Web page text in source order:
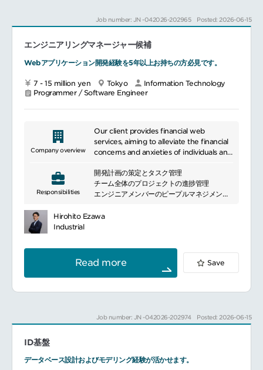
Job number: JN -042026-202965 Posted: 2026-06-15
エンジニアリングマネージャー候補
Webアプリケーション開発経験を5年以上お持ちの方必見です。
7 - 15 million yen Tokyo
Information Technology
Programmer / Software Engineer
Company overview
Our client provides financial web
services, aiming to alleviate the financial
concerns and anxieties of individuals and
technology, and become the ultimate
"money platform" for everyone. Our
main services include automated
management for individuals, economic
offer cloud services and B2B deferred
payment services.
Responsibilities
開発計画の策定とタスク管理
チーム全体のプロジェクトの進捗管理
エンジニアメンバーのピープルマネジメント
プロジェクト提案・推進の中心として、仕様
計
関連部署やステークホルダーとの連携・調整
Next.js（React.js）、Node.js、AWSを用い
たプロダクト開発
ただきます。手を動かしつつ全体最適を見立
Hirohito Ezawa
Industrial
Read more Save
Job number: JN -042026-202974 Posted: 2026-06-15
ID基盤
データベース設計およびモデリング経験が活かせます。